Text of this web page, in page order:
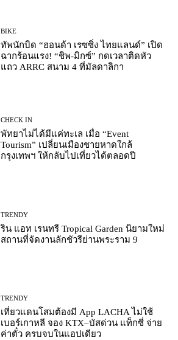
BIKE
ทัพนักบิด “ฮอนด้า เรซซิ่ง ไทยแลนด์” เปิด
ฉากร้อนแรง! “ชิพ-มิกซ์” กดเวลาติดหัว
แถว ARRC สนาม 4 ที่มัลดาลิกา
CHECK IN
พัทยาไม่ได้มีแค่ทะเล เมื่อ “Event
Tourism” เปลี่ยนเมืองชายหาดใกล้
กรุงเทพฯ ให้กลับไปเที่ยวได้ตลอดปี
TRENDY
ริน แอท เรนทรี Tropical Garden นิยามใหม่
สถานที่จัดงานลักชัวรีย่านพระราม 9
TRENDY
เที่ยวแดนโสมต้องมี App LACHA ไม่ใช้
เบอร์เกาหลี จอง KTX–บัสด่วน แท็กซี่ จ่าย
ค่าตั๋ว ครบจบในแอปเดียว